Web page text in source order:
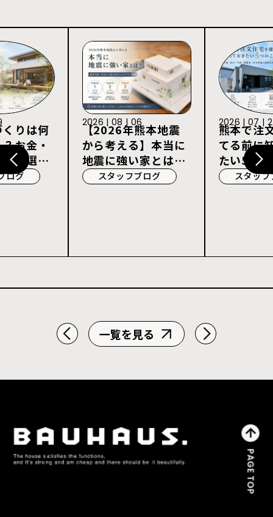
りは何
お金・
社選び
ログ
【2026年熊本地震
から考える】本当に
地震に強い家とは？
耐震等級3・許容応
スタッフブログ
2026 | 08 | 06
熊本で注
てる前に
たい5つ
スタッ
2026 | 07 |
一覧を見る